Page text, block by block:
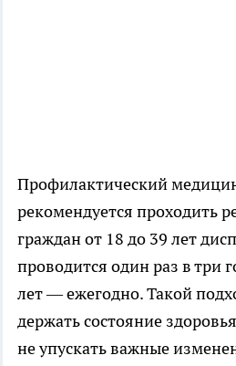
Профилактический
рекомендуется проходить
граждан от 18 до 39 лет
проводится один раз в три
лет — ежегодно. Такой
держать состояние
не упускать важные